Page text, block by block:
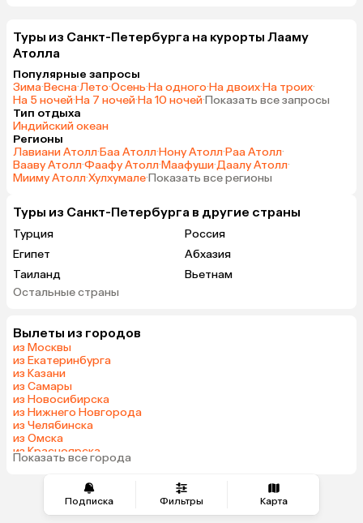
Подписка Фильтры Карта
Туры из Санкт-Петербурга на курорты Лааму
Атолла
Популярные запросы
Зима·Весна·Лето·Осень·На одного·На двоих·На троих·
На 5 ночей·На 7 ночей·На 10 ночей·Показать все запросы
Тип отдыха
Индийский океан
Регионы
Лавиани Атолл·Баа Атолл·Нону Атолл·Раа Атолл·
Вааву Атолл·Фаафу Атолл·Маафуши·Даалу Атолл·
Мииму Атолл·Хулхумале·Показать все регионы
Туры из Санкт-Петербурга в другие страны
Турция
Россия
Египет
Абхазия
Таиланд
Вьетнам
ОАЭ
Кипр
Куба
Остальные страны
Вылеты из городов
из Москвы
из Екатеринбурга
из Казани
из Самары
из Новосибирска
из Нижнего Новгорода
из Челябинска
из Омска
из Красноярска
из Волгограда
Показать все города